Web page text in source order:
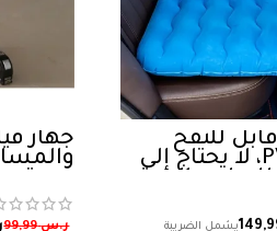
للنفخ
محمول – PVC، لا يحتاج إلى
جهاز
ر.س99,99